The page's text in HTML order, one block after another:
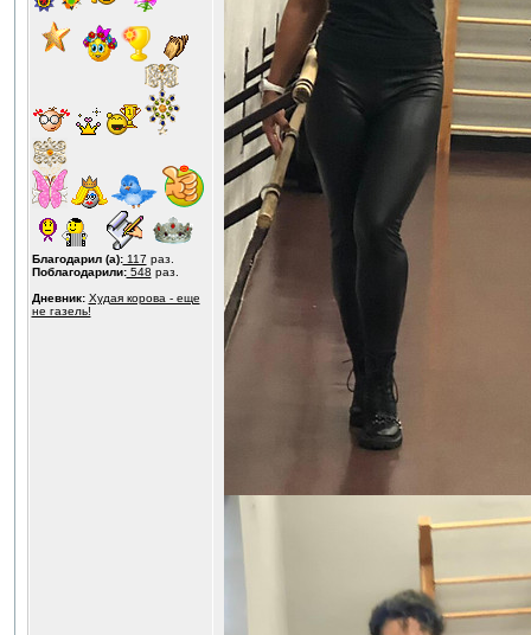
Благодарил (а):117 раз.
Поблагодарили:548 раз.
Дневник: Худая корова - еще
не газель!